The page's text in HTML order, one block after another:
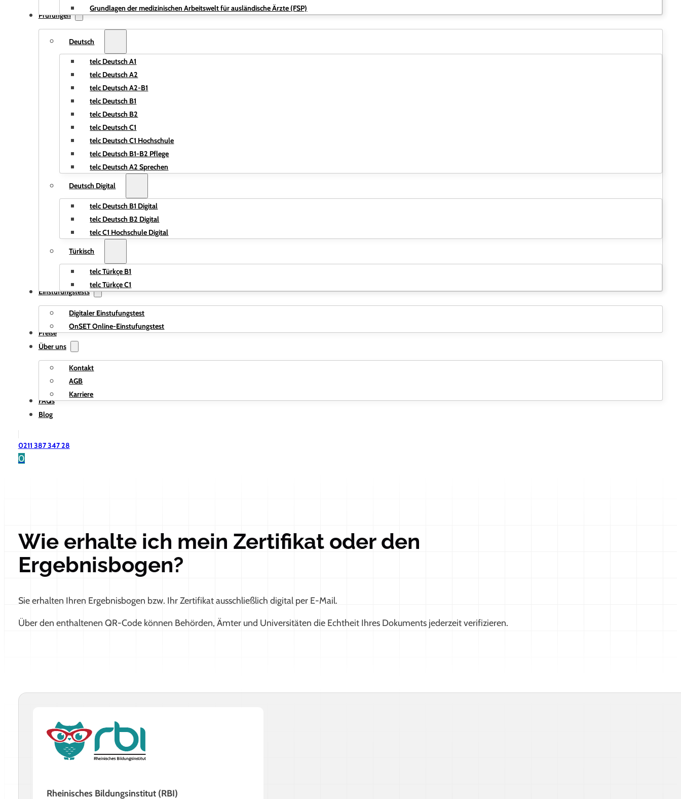
Grundlagen der medizinischen Arbeitswelt für ausländische Ärzte (FSP)
Prüfungen
Deutsch
telc Deutsch A1
telc Deutsch A2
telc Deutsch A2-B1
telc Deutsch B1
telc Deutsch B2
telc Deutsch C1
telc Deutsch C1 Hochschule
telc Deutsch B1-B2 Pflege
telc Deutsch A2 Sprechen
Deutsch Digital
telc Deutsch B1 Digital
telc Deutsch B2 Digital
telc C1 Hochschule Digital
Türkisch
telc Türkçe B1
telc Türkçe C1
Einstufungstests
Digitaler Einstufungstest
OnSET Online-Einstufungstest
Preise
Über uns
Kontakt
AGB
Karriere
FAQs
Blog
0211 387 347 28
0
Wie erhalte ich mein Zertifikat oder den
Ergebnisbogen?
Sie erhalten Ihren Ergebnisbogen bzw. Ihr Zertifikat ausschließlich digital per E-Mail.
Über den enthaltenen QR-Code können Behörden, Ämter und Universitäten die Echtheit Ihres Dokuments jederzeit verifizieren.
Rheinisches Bildungsinstitut (RBI)